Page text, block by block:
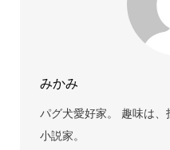
みかみ
パグ犬愛好家。 趣味は
小説家。